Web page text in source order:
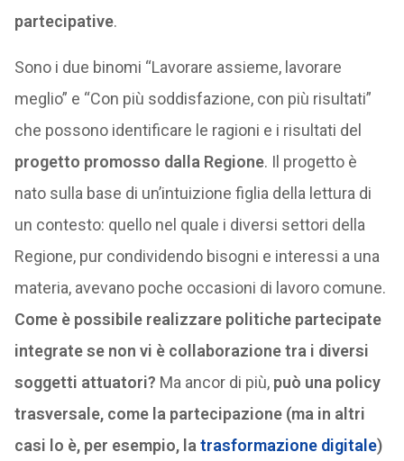
partecipative.
Sono i due binomi “Lavorare assieme, lavorare
meglio” e “Con più soddisfazione, con più risultati”
che possono identificare le ragioni e i risultati del
progetto promosso dalla Regione. Il progetto è
nato sulla base di un’intuizione figlia della lettura di
un contesto: quello nel quale i diversi settori della
Regione, pur condividendo bisogni e interessi a una
materia, avevano poche occasioni di lavoro comune.
Come è possibile realizzare politiche partecipate
integrate se non vi è collaborazione tra i diversi
soggetti attuatori? Ma ancor di più, può una policy
trasversale, come la partecipazione (ma in altri
casi lo è, per esempio, la trasformazione digitale)